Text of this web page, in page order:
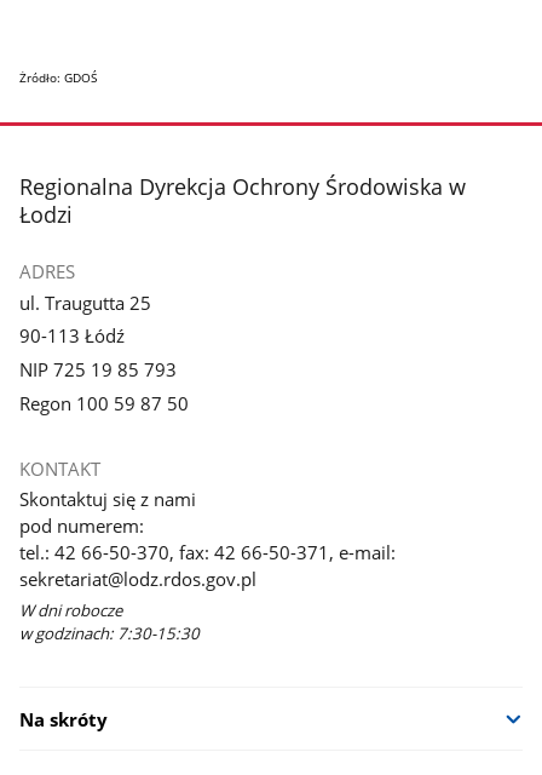
Żródło: GDOŚ
stopka
Regionalna Dyrekcja Ochrony Środowiska w
Łodzi
ADRES
ul. Traugutta 25
90-113 Łódź
NIP 725 19 85 793
Regon 100 59 87 50
KONTAKT
Skontaktuj się z nami
pod numerem:
tel.: 42 66-50-370, fax: 42 66-50-371, e-mail:
sekretariat@lodz.rdos.gov.pl
W dni robocze
w godzinach: 7:30-15:30
Na skróty